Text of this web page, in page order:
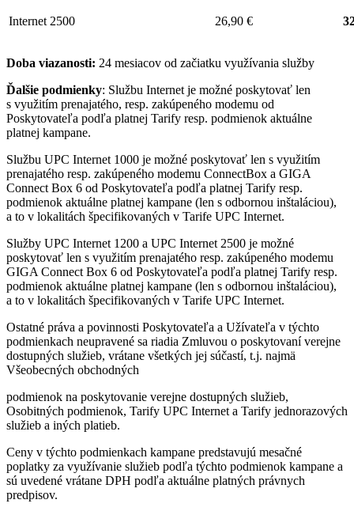
Internet 2500 26,90 €
Doba viazanosti: 24 mesiacov od začiatku využívania služby
Ďalšie podmienky: Službu Internet je možné poskytovať len
s využitím prenajatého, resp. zakúpeného modemu od
Poskytovateľa podľa platnej Tarify resp. podmienok aktuálne
platnej kampane.
Službu UPC Internet 1000 je možné poskytovať len s využitím
prenajatého resp. zakúpeného modemu ConnectBox a GIGA
Connect Box 6 od Poskytovateľa podľa platnej Tarify resp.
podmienok aktuálne platnej kampane (len s odbornou inštaláciou),
a to v lokalitách špecifikovaných v Tarife UPC Internet.
Služby UPC Internet 1200 a UPC Internet 2500 je možné
poskytovať len s využitím prenajatého resp. zakúpeného modemu
GIGA Connect Box 6 od Poskytovateľa podľa platnej Tarify resp.
podmienok aktuálne platnej kampane (len s odbornou inštaláciou),
a to v lokalitách špecifikovaných v Tarife UPC Internet.
Ostatné práva a povinnosti Poskytovateľa a Užívateľa v týchto
podmienkach neupravené sa riadia Zmluvou o poskytovaní verejne
dostupných služieb, vrátane všetkých jej súčastí, t.j. najmä
Všeobecných obchodných
podmienok na poskytovanie verejne dostupných služieb,
Osobitných podmienok, Tarify UPC Internet a Tarify jednorazových
služieb a iných platieb.
Ceny v týchto podmienkach kampane predstavujú mesačné
poplatky za využívanie služieb podľa týchto podmienok kampane a
sú uvedené vrátane DPH podľa aktuálne platných právnych
predpisov.